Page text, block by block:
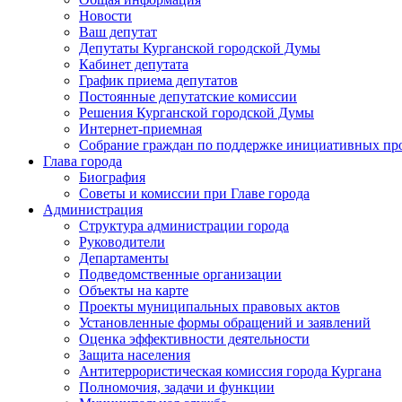
Новости
Ваш депутат
Депутаты Курганской городской Думы
Кабинет депутата
График приема депутатов
Постоянные депутатские комиссии
Решения Курганской городской Думы
Интернет-приемная
Собрание граждан по поддержке инициативных
Глава города
Биография
Советы и комиссии при Главе города
Администрация
Структура администрации города
Руководители
Департаменты
Подведомственные организации
Объекты на карте
Проекты муниципальных правовых актов
Установленные формы обращений и заявлений
Оценка эффективности деятельности
Защита населения
Антитеррористическая комиссия города Кургана
Полномочия, задачи и функции